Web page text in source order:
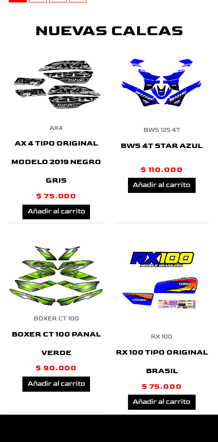
NUEVAS CALCAS
AX4
AX 4 TIPO ORIGINAL
MODELO 2019 NEGRO
GRIS
$ 75.000
Añadir al carrito
BWS 125 4T
BWS 4T STAR AZUL
$ 110.000
Añadir al carrito
BOXER CT 100
BOXER CT 100 PANAL
VERDE
$ 90.000
Añadir al carrito
RX 100
RX 100 TIPO ORIGINAL
BRASIL
$ 75.000
Añadir al carrito